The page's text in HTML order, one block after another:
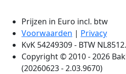
Prijzen in Euro incl. btw
Voorwaarden | Privacy
KvK 54249309 - BTW
Copyright © 2010 - 2026
(20260623 - 2.03.9670)